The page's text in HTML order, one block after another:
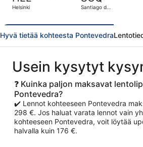
Helsinki
Santiago de
Hyvä tietää kohteesta Pontevedra
Usein kysytyt
❓ Kuinka paljon maksavat
Pontevedra?
✔️ Lennot kohteeseen Pontevedra
298 €. Jos haluat varata lennot vain
kohteeseen Pontevedra, voit löytää
halvalla kuin 176 €.